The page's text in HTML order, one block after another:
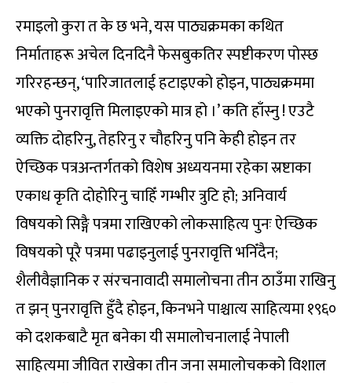
रमाइलो कुरा त के छ भने, यस पाठ्यक्रमका कथित
निर्माताहरू अचेल दिनदिनै फेसबुकतिर स्पष्टीकरण पोस्छ
गरिरहन्छन्, ‘पारिजातलाई हटाइएको होइन, पाठ्यक्रममा
भएको पुनरावृत्ति मिलाइएको मात्र हो ।’ कति हाँस्नु ! एउटै
व्यक्ति दोहरिनु, तेहरिनु र चौहरिनु पनि केही होइन तर
ऐच्छिक पत्रअन्तर्गतको विशेष अध्ययनमा रहेका स्रष्टाका
एकाध कृति दोहोरिनु चाहिँ गम्भीर त्रुटि हो; अनिवार्य
विषयको सिङ्गै पत्रमा राखिएको लोकसाहित्य पुनः ऐच्छिक
विषयको पूरै पत्रमा पढाइनुलाई पुनरावृत्ति भनिँदैन;
शैलीवैज्ञानिक र संरचनावादी समालोचना तीन ठाउँमा राखिनु
त झन् पुनरावृत्ति हुँदै होइन, किनभने पाश्चात्य साहित्यमा १९६०
को दशकबाटै मृत बनेका यी समालोचनालाई नेपाली
साहित्यमा जीवित राखेका तीन जना समालोचकको विशाल